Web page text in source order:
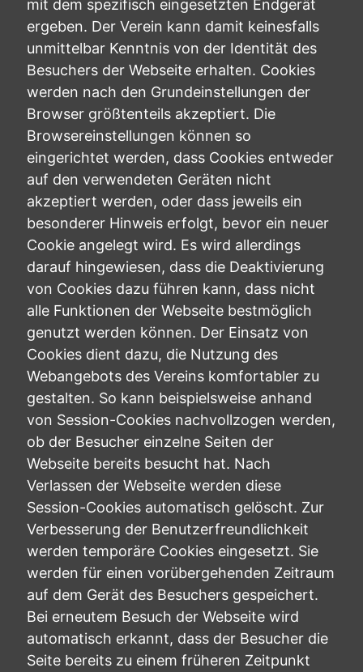
mit dem spezifisch eingesetzten Endgerät
ergeben. Der Verein kann damit keinesfalls
unmittelbar Kenntnis von der Identität des
Besuchers der Webseite erhalten. Cookies
werden nach den Grundeinstellungen der
Browser größtenteils akzeptiert. Die
Browsereinstellungen können so
eingerichtet werden, dass Cookies entweder
auf den verwendeten Geräten nicht
akzeptiert werden, oder dass jeweils ein
besonderer Hinweis erfolgt, bevor ein neuer
Cookie angelegt wird. Es wird allerdings
darauf hingewiesen, dass die Deaktivierung
von Cookies dazu führen kann, dass nicht
alle Funktionen der Webseite bestmöglich
genutzt werden können. Der Einsatz von
Cookies dient dazu, die Nutzung des
Webangebots des Vereins komfortabler zu
gestalten. So kann beispielsweise anhand
von Session-Cookies nachvollzogen werden,
ob der Besucher einzelne Seiten der
Webseite bereits besucht hat. Nach
Verlassen der Webseite werden diese
Session-Cookies automatisch gelöscht. Zur
Verbesserung der Benutzerfreundlichkeit
werden temporäre Cookies eingesetzt. Sie
werden für einen vorübergehenden Zeitraum
auf dem Gerät des Besuchers gespeichert.
Bei erneutem Besuch der Webseite wird
automatisch erkannt, dass der Besucher die
Seite bereits zu einem früheren Zeitpunkt